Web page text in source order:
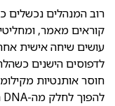
רוב המנהלים נכשלים
קוראים מאמר,
עושים שיחה אישית
לדפוסים הישנים
חוסר אותנטיות
להפוך לחלק מה-DNA הניהולי שלך. זה לא פרויקט, זו דרך חיים.